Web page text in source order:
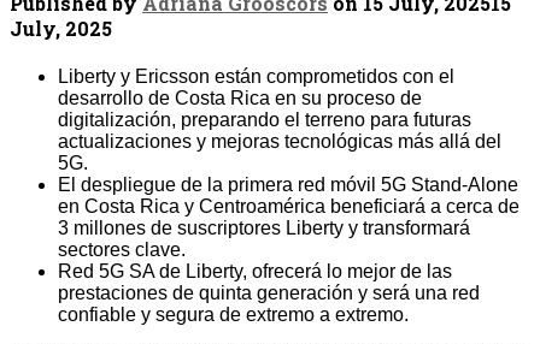
July, 2025
Liberty y Ericsson están comprometidos con el
desarrollo de Costa Rica en su proceso de
digitalización, preparando el terreno para futuras
actualizaciones y mejoras tecnológicas más allá del
5G.
El despliegue de la primera red móvil 5G Stand-Alone
en Costa Rica y Centroamérica beneficiará a cerca de
3 millones de suscriptores Liberty y transformará
sectores clave.
Red 5G SA de Liberty, ofrecerá lo mejor de las
prestaciones de quinta generación y será una red
confiable y segura de extremo a extremo.